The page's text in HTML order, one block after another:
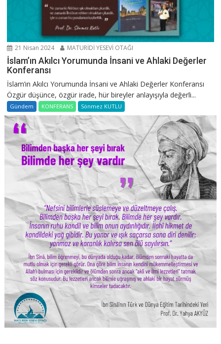
21 Nisan 2024 MATURİDİ YESEVİ OTAĞI
İslam’ın Akılcı Yorumunda İnsani ve Ahlaki Değerler
Konferansı
İslam’ın Akılcı Yorumunda İnsani ve Ahlaki Değerler Konferansı
Özgür düşünce, özgür irade, hür bireyler anlayışıyla değerli...
Gündem KONFERANS Sönmez KUTLU